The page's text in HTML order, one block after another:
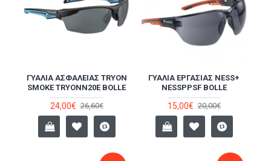
ΓΥΑΛΙΆ ΑΣΦΑΛΕΊΑΣ TRYON
SMOKE TRYONN20E BOLLE
24,00€ 26,60€
ΓΥΑΛΙΆ ΕΡΓΑΣΊΑΣ NESS+
NESSPPSF BOLLE
15,00€ 20,00€